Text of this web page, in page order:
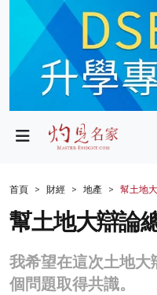
政局
財經
生活
商業
首頁 財經 地產 幫土地
幫土地大辯論
我希望在這次土地
個問題取得共識。